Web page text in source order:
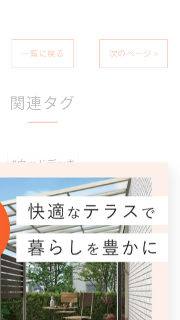
一覧に戻る 次のページ >
関連タグ
#ウッドデッキ
カテゴリー Categories
全てのカテゴリー
外構工事
エクステリア